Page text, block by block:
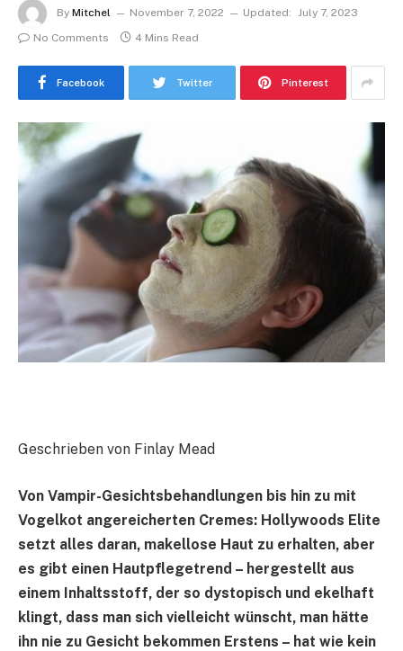
By Mitchel November 7, 2022 Updated: July 7, 2023
No Comments
4 Mins Read
Facebook Twitter Pinterest
Geschrieben von Finlay Mead
Von Vampir-Gesichtsbehandlungen bis hin zu mit
Vogelkot angereicherten Cremes: Hollywoods Elite
setzt alles daran, makellose Haut zu erhalten, aber
es gibt einen Hautpflegetrend – hergestellt aus
einem Inhaltsstoff, der so dystopisch und ekelhaft
klingt, dass man sich vielleicht wünscht, man hätte
ihn nie zu Gesicht bekommen Erstens – hat wie kein